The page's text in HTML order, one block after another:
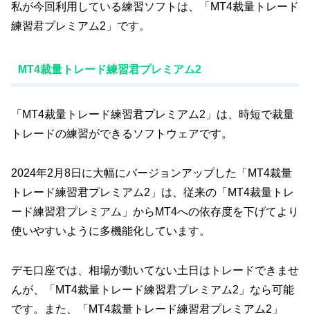
私が今回利用している練習ソフトは、「MT4裁量トレード
練習君プレミアム2」です。
MT4裁量トレード練習君プレミアム2
「MT4裁量トレード練習君プレミアム2」は、時短で裁量
トレードの練習ができるソフトウェアです。
2024年2月8日に大幅にバージョンアップした「MT4裁量
トレード練習君プレミアム2」は、従来の「MT4裁量トレ
ード練習君プレミアム」からMT4への依存度を下げてより
使いやすいように多機能化しています。
デモ口座では、相場が動いてない土日はトレードできませ
んが、「MT4裁量トレード練習君プレミアム2」なら可能
です。また、「MT4裁量トレード練習君プレミアム2」